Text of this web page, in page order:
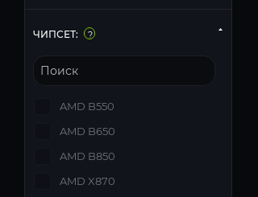
ЧИПСЕТ: ?
AMD B550
AMD B650
AMD B850
AMD X870